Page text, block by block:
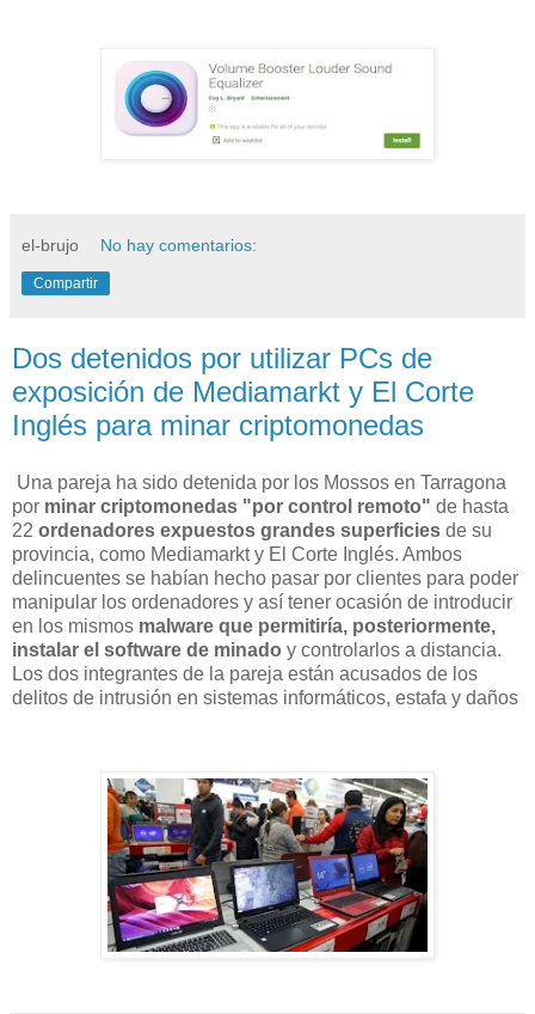
el-brujo No hay comentarios:
Compartir
Dos detenidos por utilizar PCs de
exposición de Mediamarkt y El Corte
Inglés para minar criptomonedas
Una pareja ha sido detenida por los Mossos en Tarragona
por minar criptomonedas "por control remoto" de hasta
22 ordenadores expuestos grandes superficies de su
provincia, como Mediamarkt y El Corte Inglés. Ambos
delincuentes se habían hecho pasar por clientes para poder
manipular los ordenadores y así tener ocasión de introducir
en los mismos malware que permitiría, posteriormente,
instalar el software de minado y controlarlos a distancia.
Los dos integrantes de la pareja están acusados de los
delitos de intrusión en sistemas informáticos, estafa y daños